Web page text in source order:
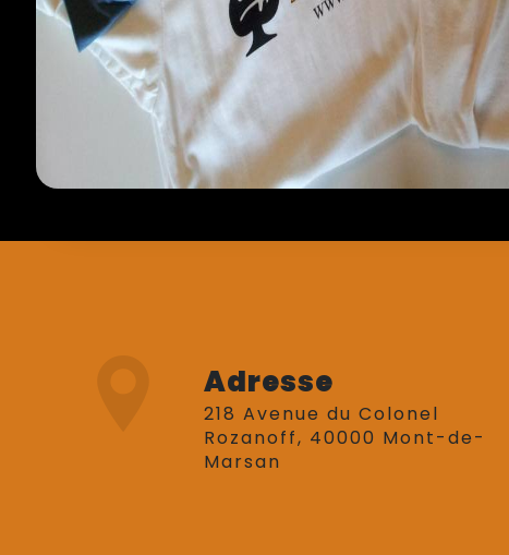
Adresse
218 Avenue du Colonel
Rozanoff, 40000 Mont-de-
Marsan